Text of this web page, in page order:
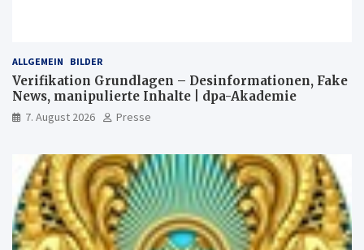
ALLGEMEIN BILDER
Verifikation Grundlagen – Desinformationen, Fake
News, manipulierte Inhalte | dpa-Akademie
7. August 2026 Presse